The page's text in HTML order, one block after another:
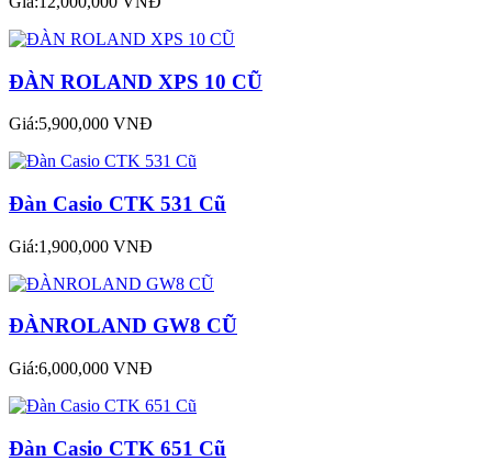
ĐÀN ROLAND XPS 10 CŨ
Giá:5,900,000 VNĐ
Đàn Casio CTK 531 Cũ
Giá:1,900,000 VNĐ
ĐÀNROLAND GW8 CŨ
Giá:6,000,000 VNĐ
Đàn Casio CTK 651 Cũ